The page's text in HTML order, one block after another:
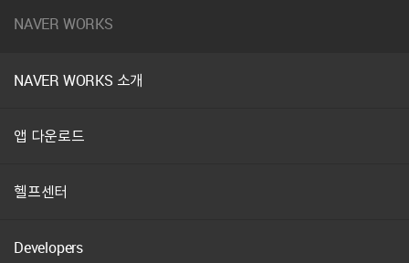
NAVER WORKS
NAVER WORKS 소개
앱 다운로드
헬프센터
Developers